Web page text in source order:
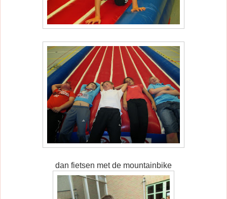
dan fietsen met de mountainbike